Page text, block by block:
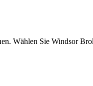
Wählen Sie Windsor